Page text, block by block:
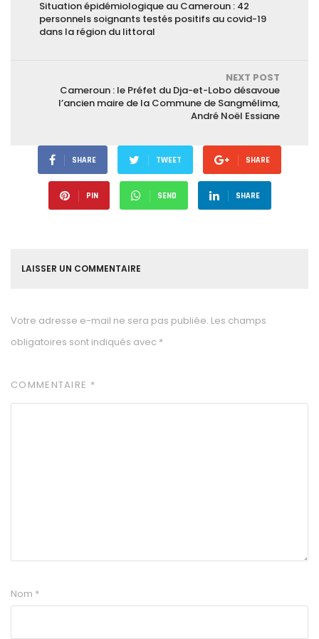
Situation épidémiologique au Cameroun : 42
personnels soignants testés positifs au covid-19
dans la région du littoral
NEXT POST
Cameroun : le Préfet du Dja-et-Lobo désavoue
l’ancien maire de la Commune de Sangmélima,
André Noël Essiane
SHARE TWEET SHARE
PIN SEND SHARE
LAISSER UN COMMENTAIRE
Votre adresse e-mail ne sera pas publiée. Les champs
obligatoires sont indiqués avec *
COMMENTAIRE *
Nom *